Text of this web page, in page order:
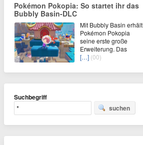
Pokémon Pokopia: So startet ihr das
Bubbly Basin-DLC
Mit Bubbly Basin erhält
Pokémon Pokopia
seine erste große
Erweiterung. Das
[…] (00)
Suchbegriff
suchen